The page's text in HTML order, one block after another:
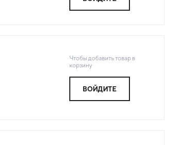
Чтобы добавить товар в
корзину
ВОЙДИТЕ